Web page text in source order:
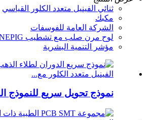
ثنائي الفينيل متعدد الكلور القياسي
مكبك
الشركة العامة للفوسفات
لوح مرن صلب مع تشطيب ENEPIG
مؤشر التنمية البشرية
نموذج تحويل سريع للنموذج